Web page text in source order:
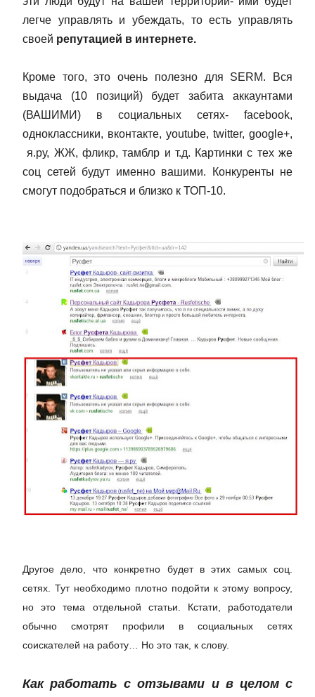
легче управлять и убеждать, то есть управлять
своей репутацией в интернете.
Кроме того, это очень полезно для SERM. Вся
выдача (10 позиций) будет забита аккаунтами
(ВАШИМИ) в социальных сетях- facebook,
одноклассники, вконтакте, youtube, twitter, google+,
я.ру, ЖЖ, фликр, тамблр и т.д. Картинки с тех же
соц сетей будут именно вашими. Конкуренты не
смогут подобраться и близко к ТОП-10.
Другое дело, что конкретно будет в этих самых соц.
сетях. Тут необходимо плотно подойти к этому вопросу,
но это тема отдельной статьи. Кстати, работодатели
обычно смотрят профили в социальных сетях
соискателей на работу… Но это так, к слову.
Как работать с отзывами и в целом с